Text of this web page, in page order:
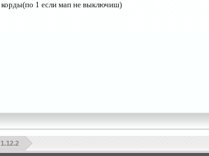
1 если мап не выключиш)